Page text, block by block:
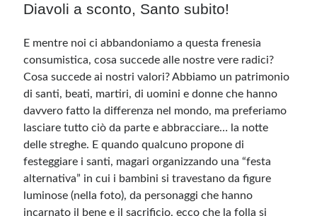
Diavoli a sconto, Santo subito!
E mentre noi ci abbandoniamo a questa frenesia
consumistica, cosa succede alle nostre vere radici?
Cosa succede ai nostri valori? Abbiamo un patrimonio
di santi, beati, martiri, di uomini e donne che hanno
davvero fatto la differenza nel mondo, ma preferiamo
lasciare tutto ciò da parte e abbracciare… la notte
delle streghe. E quando qualcuno propone di
festeggiare i santi, magari organizzando una “festa
alternativa” in cui i bambini si travestano da figure
luminose (nella foto), da personaggi che hanno
incarnato il bene e il sacrificio, ecco che la folla si